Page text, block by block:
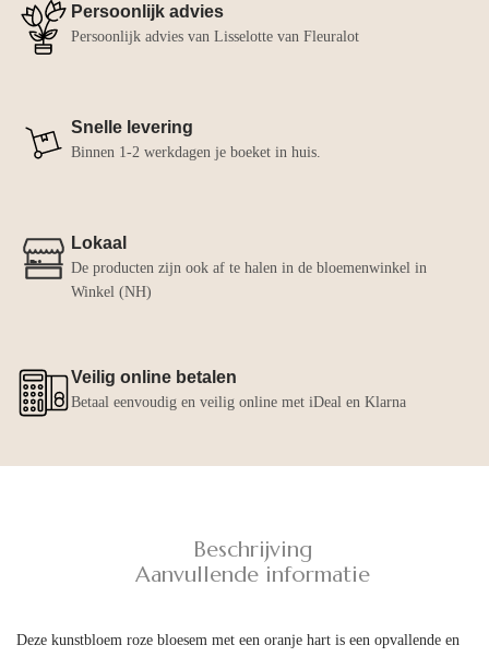
Persoonlijk advies
Persoonlijk advies van Lisselotte van Fleuralot
Snelle levering
Binnen 1-2 werkdagen je boeket in huis.
Lokaal
De producten zijn ook af te halen in de bloemenwinkel in
Winkel (NH)
Veilig online betalen
Betaal eenvoudig en veilig online met iDeal en Klarna
Beschrijving
Aanvullende informatie
Deze kunstbloem roze bloesem met een oranje hart is een opvallende en